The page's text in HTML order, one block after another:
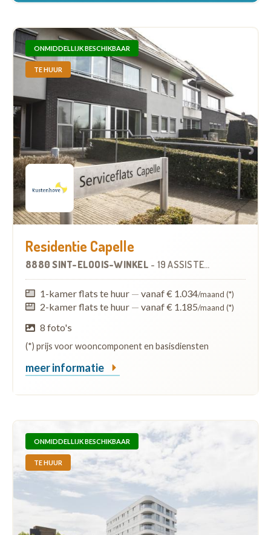
ONMIDDELLIJK BESCHIKBAAR
TE HUUR
Residentie Capelle
8880 SINT-ELOOIS-WINKEL - 19 ASSISTENTIEWONINGEN
1-kamer flats te huur — vanaf € 1.034/maand (*)
2-kamer flats te huur — vanaf € 1.185/maand (*)
8 foto's
(*) prijs voor wooncomponent en basisdiensten
meer informatie
ONMIDDELLIJK BESCHIKBAAR
TE HUUR